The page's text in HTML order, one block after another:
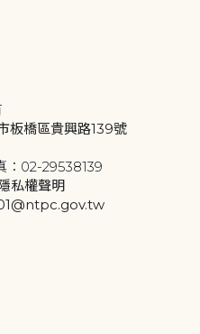
板橋區貴興路139號
：02-29538139
私權聲明